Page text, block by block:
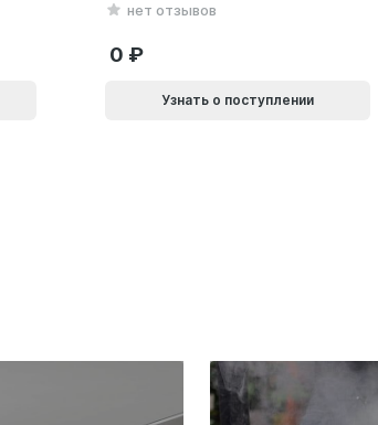
нет отзывов
0
Узнать о поступлении